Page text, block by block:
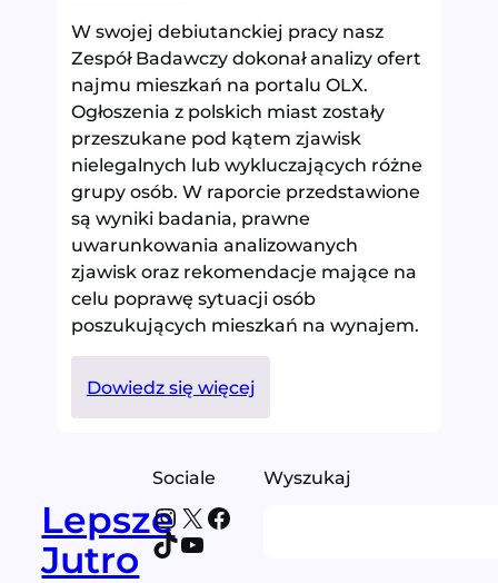
W swojej debiutanckiej pracy nasz
Zespół Badawczy dokonał analizy ofert
najmu mieszkań na portalu OLX.
Ogłoszenia z polskich miast zostały
przeszukane pod kątem zjawisk
nielegalnych lub wykluczających różne
grupy osób. W raporcie przedstawione
są wyniki badania, prawne
uwarunkowania analizowanych
zjawisk oraz rekomendacje mające na
celu poprawę sytuacji osób
poszukujących mieszkań na wynajem.
Dowiedz się więcej:
Badanie
najmu
mieszkań
Lepsze
Jutro
Sociale
Instagram
X Facebook
TikTok
YouTube
Wyszukaj